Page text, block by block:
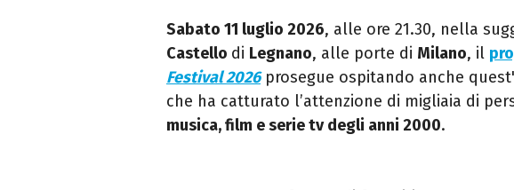
Sabato 11 luglio 2026, alle ore 21.30, nella
Castello di Legnano, alle porte di Milano, il
Festival 2026prosegue ospitando anche
che ha catturato l’attenzione di migliaia di
musica, film e serie tv degli anni 2000.